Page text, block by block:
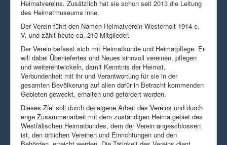
Heimatvereins. Zusätzlich hat sie schon seit 2013 die Leitung
des Heimatmuseums inne.
Der Verein führt den Namen Heimatverein Westerholt 1914 e.
V. und zählt heute ca. 210 Mitglieder.
Der Verein befasst sich mit Heimatkunde und Heimatpflege. Er
will dabei Überliefertes und Neues sinnvoll vereinen, pflegen
und weiterentwickeln, damit Kenntnis der Heimat,
Verbundenheit mit ihr und Verantwortung für sie in der
gesamten Bevölkerung auf allen dafür in Betracht kommenden
Gebieten geweckt, erhalten und gefördert werden.
Dieses Ziel soll durch die eigene Arbeit des Vereins und durch
enge Zusammenarbeit mit dem zuständigen Heimatgebiet des
Westfälischen Heimatbundes, dem der Verein angeschlossen
ist, den örtlichen Vereinen und Einrichtungen und den